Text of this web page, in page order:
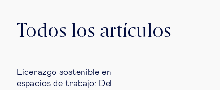
Todos los artículos
Liderazgo sostenible en
espacios de trabajo: Del